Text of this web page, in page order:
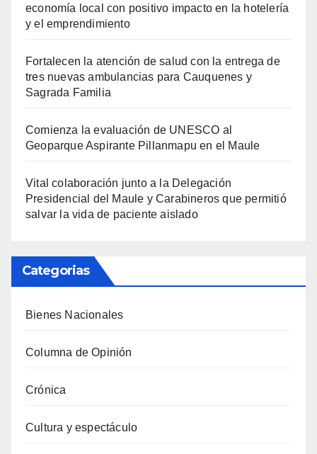
economía local con positivo impacto en la hotelería
y el emprendimiento
Fortalecen la atención de salud con la entrega de
tres nuevas ambulancias para Cauquenes y
Sagrada Familia
Comienza la evaluación de UNESCO al
Geoparque Aspirante Pillanmapu en el Maule
Vital colaboración junto a la Delegación
Presidencial del Maule y Carabineros que permitió
salvar la vida de paciente aislado
Categorias
Bienes Nacionales
Columna de Opinión
Crónica
Cultura y espectáculo